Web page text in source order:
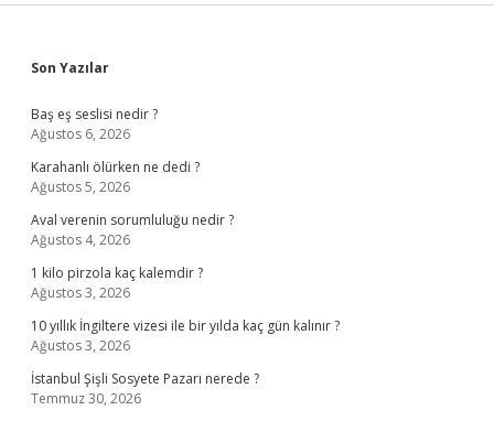
Sidebar
Son Yazılar
Baş eş seslisi nedir ?
Ağustos 6, 2026
Karahanlı ölürken ne dedi ?
Ağustos 5, 2026
Aval verenin sorumluluğu nedir ?
Ağustos 4, 2026
1 kilo pirzola kaç kalemdir ?
Ağustos 3, 2026
10 yıllık İngiltere vizesi ile bir yılda kaç gün kalınır ?
Ağustos 3, 2026
İstanbul Şişli Sosyete Pazarı nerede ?
Temmuz 30, 2026